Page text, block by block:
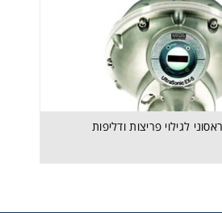
לגילוי פריצות ודליפות